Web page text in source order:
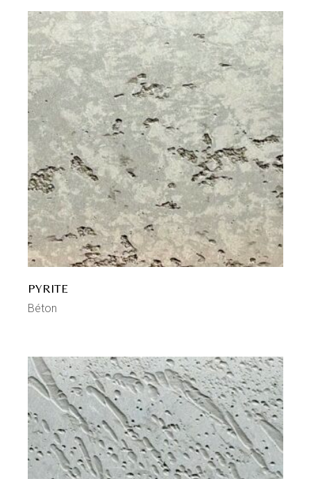
PYRITE
Béton